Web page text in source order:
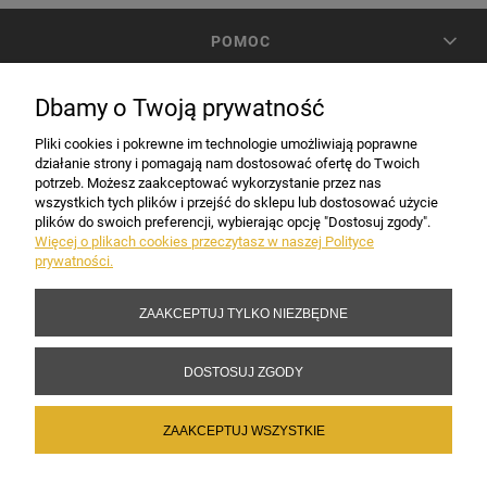
POMOC
MOJE KONTO
PŁATNOŚCI I DOSTAWA
INFORMACJE
DANE FIRMY
Copyright 2017-2026 Sakramento.pl
Dbamy o Twoją prywatność
Pliki cookies i pokrewne im technologie umożliwiają poprawne
działanie strony i pomagają nam dostosować ofertę do Twoich
potrzeb. Możesz zaakceptować wykorzystanie przez nas
wszystkich tych plików i przejść do sklepu lub dostosować użycie
plików do swoich preferencji, wybierając opcję "Dostosuj zgody".
Więcej o plikach cookies przeczytasz w naszej Polityce
prywatności.
ZAAKCEPTUJ TYLKO NIEZBĘDNE
DOSTOSUJ ZGODY
ZAAKCEPTUJ WSZYSTKIE